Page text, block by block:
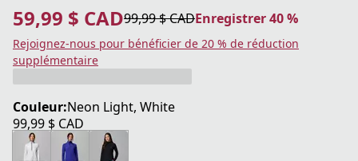
59,99 $ CAD
prix actuel 59,99 $ CAD99,99 $ CAD
prix original 99,99 $ CAD Enregistrer 40 %
Enregistrer 40 %
Rejoignez-nous pour bénéficier de 20 % de réduction
supplémentaire
Couleur:Neon Light, White
99,99 $ CAD
prix actuel 99,99 $ CAD